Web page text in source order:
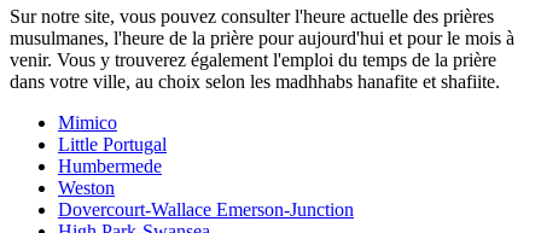
Sur notre site, vous pouvez consulter l'heure actuelle des prières
musulmanes, l'heure de la prière pour aujourd'hui et pour le mois à
venir. Vous y trouverez également l'emploi du temps de la prière
dans votre ville, au choix selon les madhhabs hanafite et shafiite.
Mimico
Little Portugal
Humbermede
Weston
Dovercourt-Wallace Emerson-Junction